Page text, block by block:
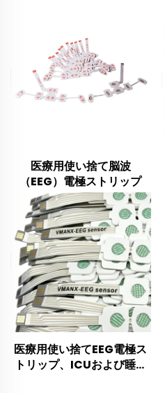
医療用使い捨て脳波
（EEG）電極ストリップ
医療用使い捨てEEG電極ス
トリップ、ICUおよび睡眠